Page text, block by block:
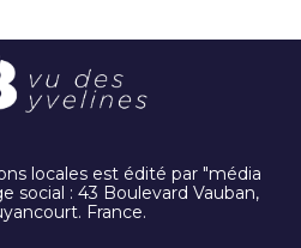
locales est édité par "média
social : 43 Boulevard Vauban,
France.